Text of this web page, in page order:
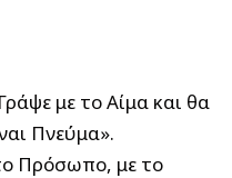
με το Αίμα και θα
Πνεύμα».
Πρόσωπο, με το